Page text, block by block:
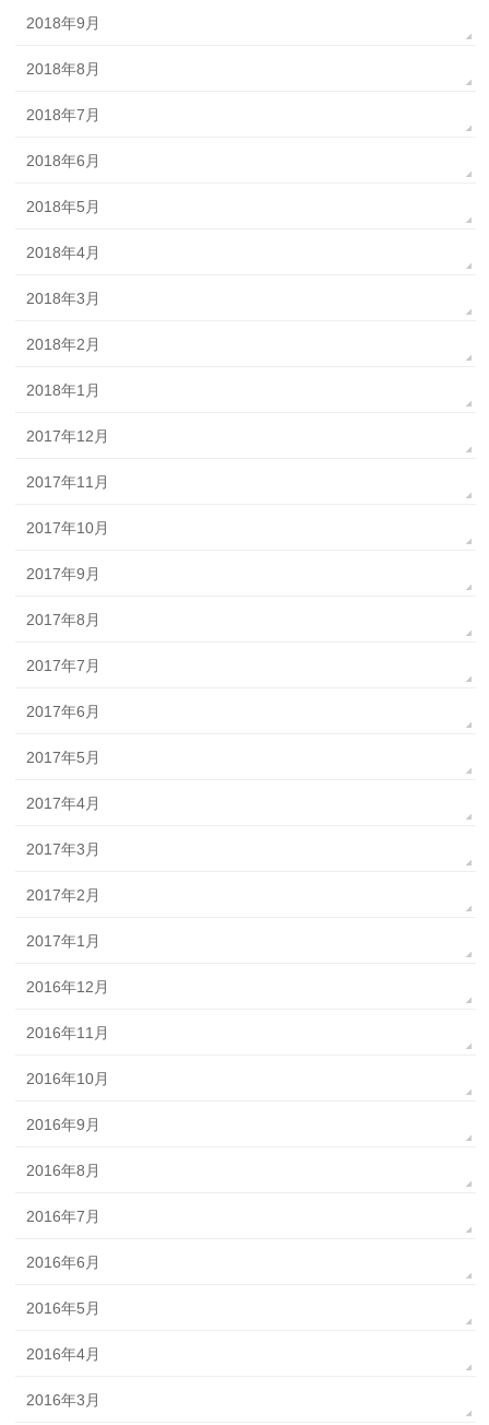
2018年9月
2018年8月
2018年7月
2018年6月
2018年5月
2018年4月
2018年3月
2018年2月
2018年1月
2017年12月
2017年11月
2017年10月
2017年9月
2017年8月
2017年7月
2017年6月
2017年5月
2017年4月
2017年3月
2017年2月
2017年1月
2016年12月
2016年11月
2016年10月
2016年9月
2016年8月
2016年7月
2016年6月
2016年5月
2016年4月
2016年3月